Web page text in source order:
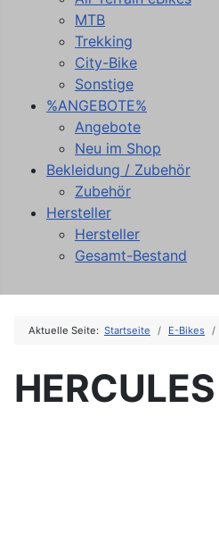
MTB
Trekking
City-Bike
Sonstige
%ANGEBOTE%
Angebote
Neu im Shop
Bekleidung / Zubehör
Zubehör
Hersteller
Hersteller
Gesamt-Bestand
Aktuelle Seite: Startseite E-Bikes